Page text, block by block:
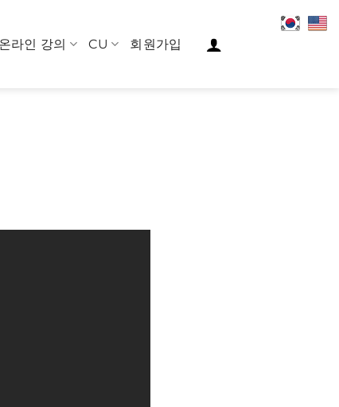
온라인 강의 CU 회원가입